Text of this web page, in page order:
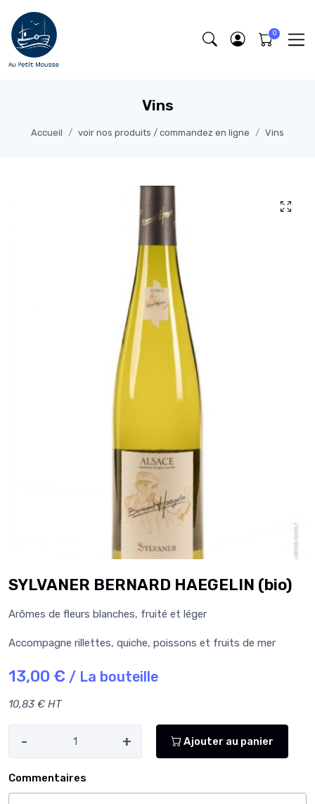
Vins
Accueil voir nos produits / commandez en ligne Vins
SYLVANER BERNARD HAEGELIN (bio)
Arômes de fleurs blanches, fruité et léger
Accompagne rillettes, quiche, poissons et fruits de mer
13,00 € / La bouteille
10,83 € HT
- + Ajouter au panier
Commentaires